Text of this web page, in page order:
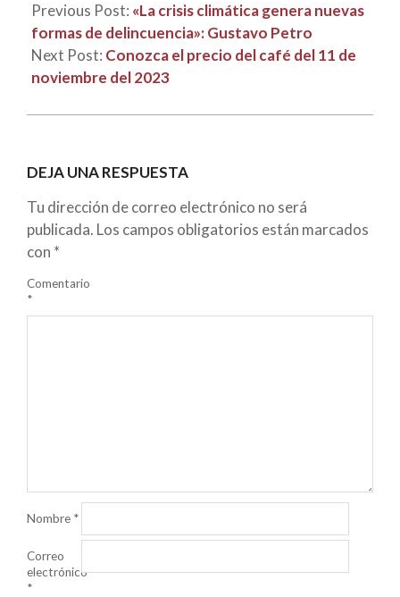
Previous Post: «La crisis climática genera nuevas
formas de delincuencia»: Gustavo Petro
Next Post: Conozca el precio del café del 11 de
noviembre del 2023
DEJA UNA RESPUESTA
Tu dirección de correo electrónico no será
publicada. Los campos obligatorios están marcados
con *
Comentario
*
Nombre *
Correo
electrónico
*